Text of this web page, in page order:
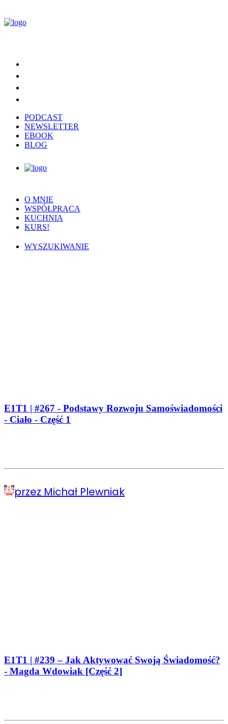
PODCAST
NEWSLETTER
EBOOK
BLOG
O MNIE
WSPÓŁPRACA
KUCHNIA
KURS!
WYSZUKIWANIE
E1T1 | #267 - Podstawy Rozwoju Samoświadomości
- Ciało - Część 1
przez Michał Plewniak
E1T1 | #239 – Jak Aktywować Swoją Świadomość?
- Magda Wdowiak [Część 2]